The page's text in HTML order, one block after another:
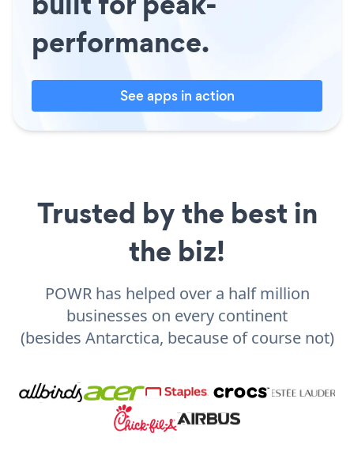
performance.
See apps in action
Trusted by the best in
the biz!
POWR has helped over a half million
businesses on every continent
(besides Antarctica, because of course not)